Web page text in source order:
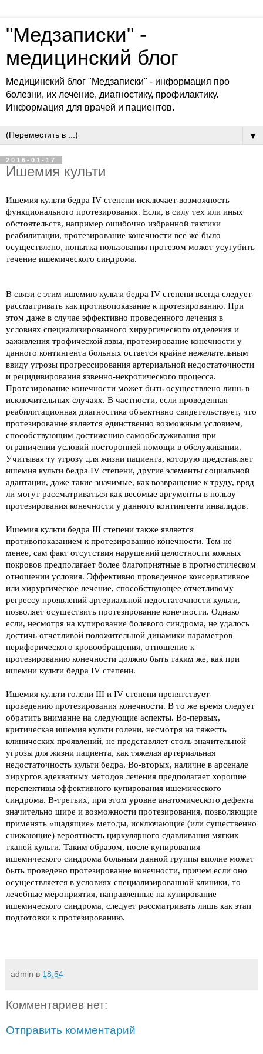
"Медзаписки" -
медицинский блог
Медицинский блог "Медзаписки" - информация про
болезни, их лечение, диагностику, профилактику.
Информация для врачей и пациентов.
▼
2016-01-17
Ишемия культи
Ишемия культи бедра IV степени исключает возможность
функционального протезирования. Если, в силу тех или иных
обстоятельств, например ошибочно избранной тактики
реабилитации, протезирование конечности все же было
осуществлено, попытка пользования протезом может усугубить
течение ишемического синдрома.
В связи с этим ишемию культи бедра IV степени всегда следует
рассматривать как противопоказание к протезированию. При
этом даже в случае эффективно проведенного лечения в
условиях специализированного хирургического отделения и
заживления трофической язвы, протезирование конечности у
данного контингента больных остается крайне нежелательным
ввиду угрозы прогрессирования артериальной недостаточности
и рецидивирования язвенно-некротического процесса.
Протезирование конечности может быть осуществлено лишь в
исключительных случаях. В частности, если проведенная
реабилитационная диагностика объективно свидетельствует, что
протезирование является единственно возможным условием,
способствующим достижению самообслуживания при
ограничении условий посторонней помощи в обслуживании.
Учитывая ту угрозу для жизни пациента, которую представляет
ишемия культи бедра IV степени, другие элементы социальной
адаптации, даже такие значимые, как возвращение к труду, вряд
ли могут рассматриваться как весомые аргументы в пользу
протезирования конечности у данного контингента инвалидов.
Ишемия культи бедра III степени также является
противопоказанием к протезированию конечности. Тем не
менее, сам факт отсутствия нарушений целостности кожных
покровов предполагает более благоприятные в прогностическом
отношении условия. Эффективно проведенное консервативное
или хирургическое лечение, способствующее отчетливому
регрессу проявлений артериальной недостаточности культи,
позволяет осуществить протезирование конечности. Однако
если, несмотря на купирование болевого синдрома, не удалось
достичь отчетливой положительной динамики параметров
периферического кровообращения, отношение к
протезированию конечности должно быть таким же, как при
ишемии культи бедра IV степени.
Ишемия культи голени III и IV степени препятствует
проведению протезирования конечности. В то же время следует
обратить внимание на следующие аспекты. Во-первых,
критическая ишемия культи голени, несмотря на тяжесть
клинических проявлений, не представляет столь значительной
угрозы для жизни пациента, как тяжелая артериальная
недостаточность культи бедра. Во-вторых, наличие в арсенале
хирургов адекватных методов лечения предполагает хорошие
перспективы эффективного купирования ишемического
синдрома. В-третьих, при этом уровне анатомического дефекта
значительно шире и возможности протезирования, позволяющие
применять «щадящие» методы, исключающие (или существенно
снижающие) вероятность циркулярного сдавливания мягких
тканей культи. Таким образом, после купирования
ишемического синдрома больным данной группы вполне может
быть проведено протезирование конечности, причем если оно
осуществляется в условиях специализированной клиники, то
лечебные мероприятия, направленные на купирование
ишемического синдрома, следует рассматривать лишь как этап
подготовки к протезированию.
admin в 18:54
Комментариев нет:
Отправить комментарий